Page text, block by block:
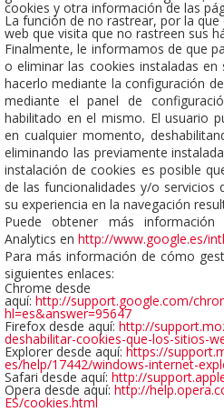
cookies y otra información de las
La función de no rastrear, por la
web que visita que no rastreen sus
Finalmente, le informamos de que
o eliminar las cookies instaladas
hacerlo mediante la configuración
mediante el panel de
habilitado en el mismo. El usuario
en cualquier momento,
eliminando las previamente
instalación de cookies es posible
de las funcionalidades y/o servicios
su experiencia en la navegación
Puede obtener más
Analytics en http://www.google.es/
Para más información de cómo
siguientes enlaces:
Chrome desde
aquí: http://support.google.com/
hl=es&answer=95647
Firefox desde aquí: http://
deshabilitar-cookies-que-los-sitios-
Explorer desde aquí: https://
es/help/17442/windows-internet-
Safari desde aquí: http://
Opera desde aquí: http://
ES/cookies.html